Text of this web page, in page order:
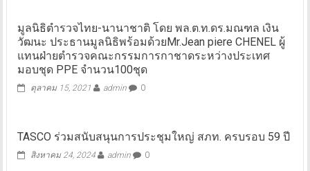
มูลนิธิตำรวจไทย-นานาชาติ โดย พล.ต.ท.ดร.มณฑล เงิน
วัฒนะ ประธานมูลนิธิพร้อมด้วยMr.Jean piere CHENEL ผู้
แทนฝ่ายตำรวจคณะกรรมการกาชาดระหว่างประเทศ
มอบชุด PPE จำนวน100ชุด
ตุลาคม 15, 2021 admin 0
TASCO ร่วมสนับสนุนการประชุมใหญ่ สภท. ครบรอบ 59 ปี
สิงหาคม 24, 2024 admin 0